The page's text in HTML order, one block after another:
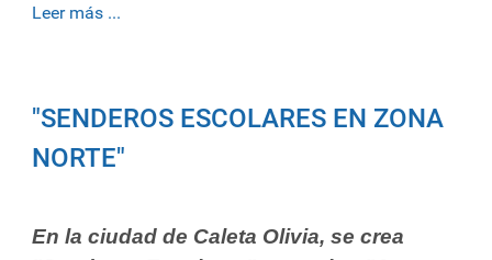
Leer más ...
"SENDEROS ESCOLARES EN ZONA
NORTE"
En la ciudad de Caleta Olivia, se crea